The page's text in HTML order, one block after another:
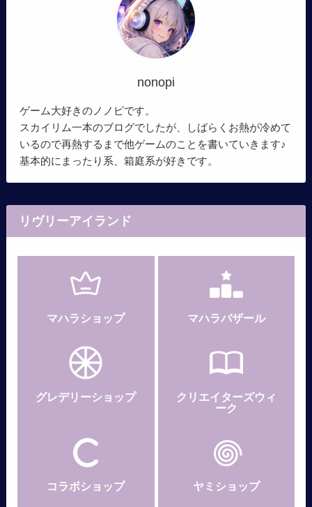
nonopi
ゲーム大好きのノノピです。
スカイリム一本のブログでしたが、しばらくお熱が冷めて
いるので再熱するまで他ゲームのことを書いていきます♪
基本的にまったり系、箱庭系が好きです。
リヴリーアイランド
マハラショップ マハラバザール
グレデリーショップ
クリエイターズウィ
ーク
コラボショップ ヤミショップ